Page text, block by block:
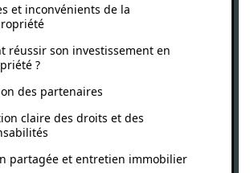
et inconvénients de la
réussir son investissement en
?
des partenaires
claire des droits et des
partagée et entretien immobilier